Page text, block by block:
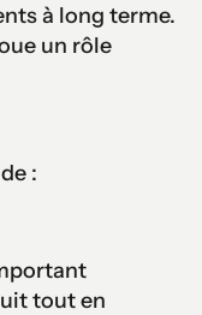
à long terme.
un rôle
:
tout en